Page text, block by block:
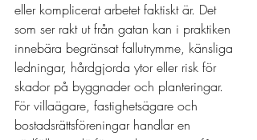
eller komplicerat arbetet faktiskt är. Det
som ser rakt ut från gatan kan i praktiken
innebära begränsat fallutrymme, känsliga
ledningar, hårdgjorda ytor eller risk för
skador på byggnader och planteringar.
För villaägare, fastighetsägare och
bostadsrättsföreningar handlar en